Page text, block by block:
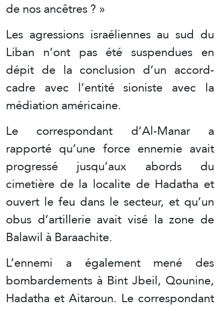
de nos ancêtres ? »
Les agressions israéliennes au sud du
Liban n’ont pas été suspendues en
dépit de la conclusion d’un accord-
cadre avec l’entité sioniste avec la
médiation américaine.
Le correspondant d’Al-Manar a
rapporté qu’une force ennemie avait
progressé jusqu’aux abords du
cimetière de la localite de Hadatha et
ouvert le feu dans le secteur, et qu’un
obus d’artillerie avait visé la zone de
Balawil à Baraachite.
L’ennemi a également mené des
bombardements à Bint Jbeil, Qounine,
Hadatha et Aitaroun. Le correspondant